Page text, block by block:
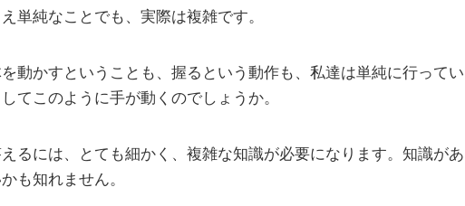
単純なことでも、実際は複雑です。
動かすということも、握るという動作も、私達は単純に行ってい
てこのように手が動くのでしょうか。
るには、とても細かく、複雑な知識が必要になります。知識があ
も知れません。